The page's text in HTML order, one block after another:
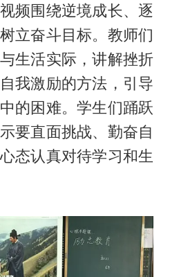
频围绕逆境成长、逐
立奋斗目标。教师们
生活实际，讲解挫折
我激励的方法，引导
的困难。学生们踊跃
要直面挑战、勤奋自
态认真对待学习和生